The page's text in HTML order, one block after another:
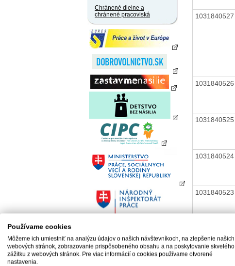
Chránené dielne a
chránené pracoviská
1031840527
1031840526
1031840525
1031840524
1031840523
Používame cookies
Môžeme ich umiestniť na analýzu údajov o našich návštevníkoch, na zlepšenie našich
webových stránok, zobrazovanie prispôsobeného obsahu a na poskytovanie skvelého
zážitku z webových stránok. Pre viac informácií o cookies používame otvorené
nastavenia.